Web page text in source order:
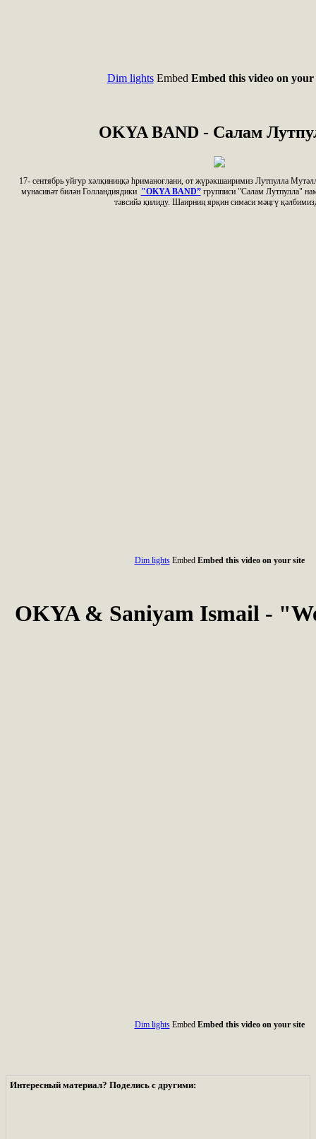
Dim lightsEmbed Embed this video on your
OKYA BAND - Салам
17- сентябрь уйғур хәлқиниңқә hриманоғлани, от жүрәкшаиримиз Лутпулла
мунасивәт билән Голландиядики "OKYA BAND”групписи "Салам Лутпулла"
тәвсийә қилиду. Шаирниң ярқин симаси мәңгү
Dim lightsEmbed Embed this video on your site
OKYA & Saniyam Ismail -
Dim lightsEmbed Embed this video on your site
Интересный материал? Поделись с другими: